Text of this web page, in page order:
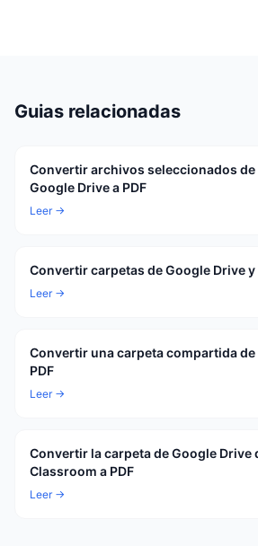
Guias relacionadas
Convertir archivos seleccionados de
Google Drive a PDF
Leer →
Convertir carpetas de Google Drive y
Leer →
Convertir una carpeta compartida de
PDF
Leer →
Convertir la carpeta de Google Drive
Classroom a PDF
Leer →